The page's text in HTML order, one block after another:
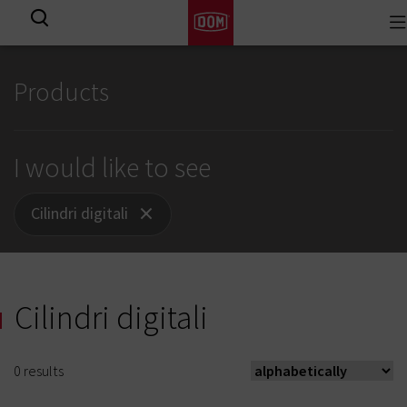
Products
I would like to see
Cilindri digitali
Cilindri digitali
0 results